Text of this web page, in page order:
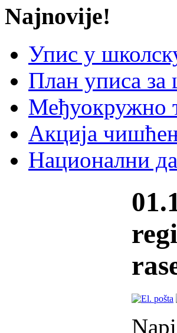
Najnovije!
Упис у
План уписа за
Међуокружно
Акција
Национални